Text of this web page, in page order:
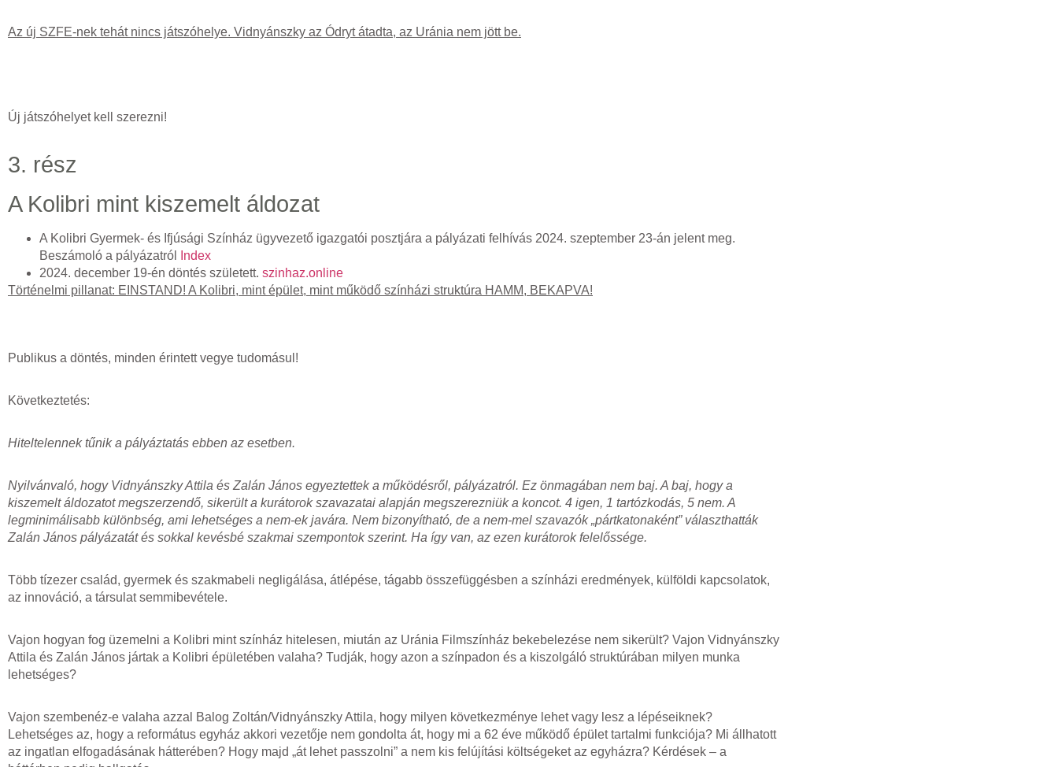
Az új SZFE-nek tehát nincs játszóhelye. Vidnyánszky az Ódryt átadta, az Uránia nem jött be.
Új játszóhelyet kell szerezni!
3. rész
A Kolibri mint kiszemelt áldozat
A Kolibri Gyermek- és Ifjúsági Színház ügyvezető igazgatói posztjára a pályázati felhívás 2024. szeptember 23-án jelent meg.
Beszámoló a pályázatról
Index
2024. december 19-én döntés született. szinhaz.online
Történelmi pillanat: EINSTAND! A Kolibri, mint épület, mint működő színházi struktúra HAMM, BEKAPVA!
Publikus a döntés, minden érintett vegye tudomásul!
Következtetés:
Hiteltelennek tűnik a pályáztatás ebben az esetben.
Nyilvánvaló, hogy Vidnyánszky Attila és Zalán János egyeztettek a működésről, pályázatról. Ez önmagában nem baj. A baj, hogy a
kiszemelt áldozatot megszerzendő, sikerült a kurátorok szavazatai alapján megszerezniük a koncot. 4 igen, 1 tartózkodás, 5 nem. A
legminimálisabb különbség, ami lehetséges a nem-ek javára. Nem bizonyítható, de a nem-mel szavazók „pártkatonaként” választhatták
Zalán János pályázatát és sokkal kevésbé szakmai szempontok szerint. Ha így van, az ezen kurátorok felelőssége.
Több tízezer család, gyermek és szakmabeli negligálása, átlépése, tágabb összefüggésben a színházi eredmények, külföldi kapcsolatok,
az innováció, a társulat semmibevétele.
Vajon hogyan fog üzemelni a Kolibri mint színház hitelesen, miután az Uránia Filmszínház bekebelezése nem sikerült? Vajon Vidnyánszky
Attila és Zalán János jártak a Kolibri épületében valaha? Tudják, hogy azon a színpadon és a kiszolgáló struktúrában milyen munka
lehetséges?
Vajon szembenéz-e valaha azzal Balog Zoltán/Vidnyánszky Attila, hogy milyen következménye lehet vagy lesz a lépéseiknek?
Lehetséges az, hogy a református egyház akkori vezetője nem gondolta át, hogy mi a 62 éve működő épület tartalmi funkciója? Mi állhatott
az ingatlan elfogadásának hátterében? Hogy majd „át lehet passzolni” a nem kis felújítási költségeket az egyházra? Kérdések – a